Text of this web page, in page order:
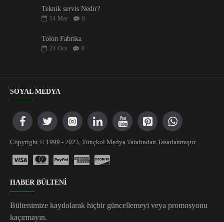
Teknik servis Nedir?
14 Mar 0
Tolon Fabrika
23 Oca 0
SOYAL MEDYA
Copyright © 1999 - 2023, Tunçkol Medya Tarafından Tasarlanmıştır.
HABER BÜLTENİ
Bültenimize kaydolarak hiçbir güncellemeyi veya promosyonu
kaçırmayın.